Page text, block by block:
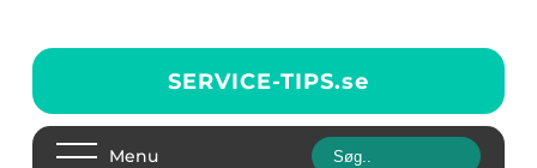
SERVICE-TIPS.se
Menu